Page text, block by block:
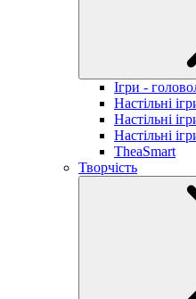
Ігри -
Настільні
Настільні
Настільні
TheaSmart
Творчість